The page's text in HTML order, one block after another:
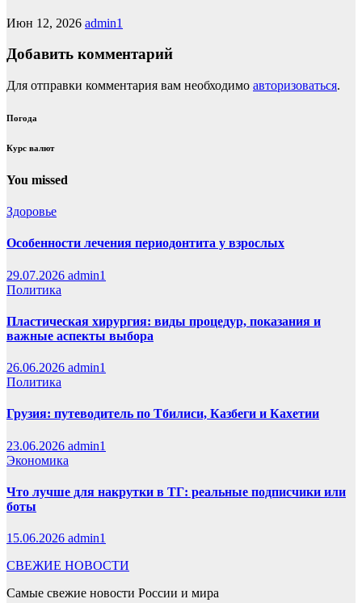
Июн 12, 2026 admin1
Добавить комментарий
Для отправки комментария вам необходимо авторизоваться.
Погода
Курс валют
You missed
Здоровье
Особенности лечения периодонтита у взрослых
29.07.2026 admin1
Политика
Пластическая хирургия: виды процедур, показания и
важные аспекты выбора
26.06.2026 admin1
Политика
Грузия: путеводитель по Тбилиси, Казбеги и Кахетии
23.06.2026 admin1
Экономика
Что лучше для накрутки в ТГ: реальные подписчики или
боты
15.06.2026 admin1
СВЕЖИЕ НОВОСТИ
Самые свежие новости России и мира